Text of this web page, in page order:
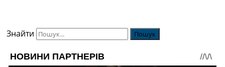
Знайти